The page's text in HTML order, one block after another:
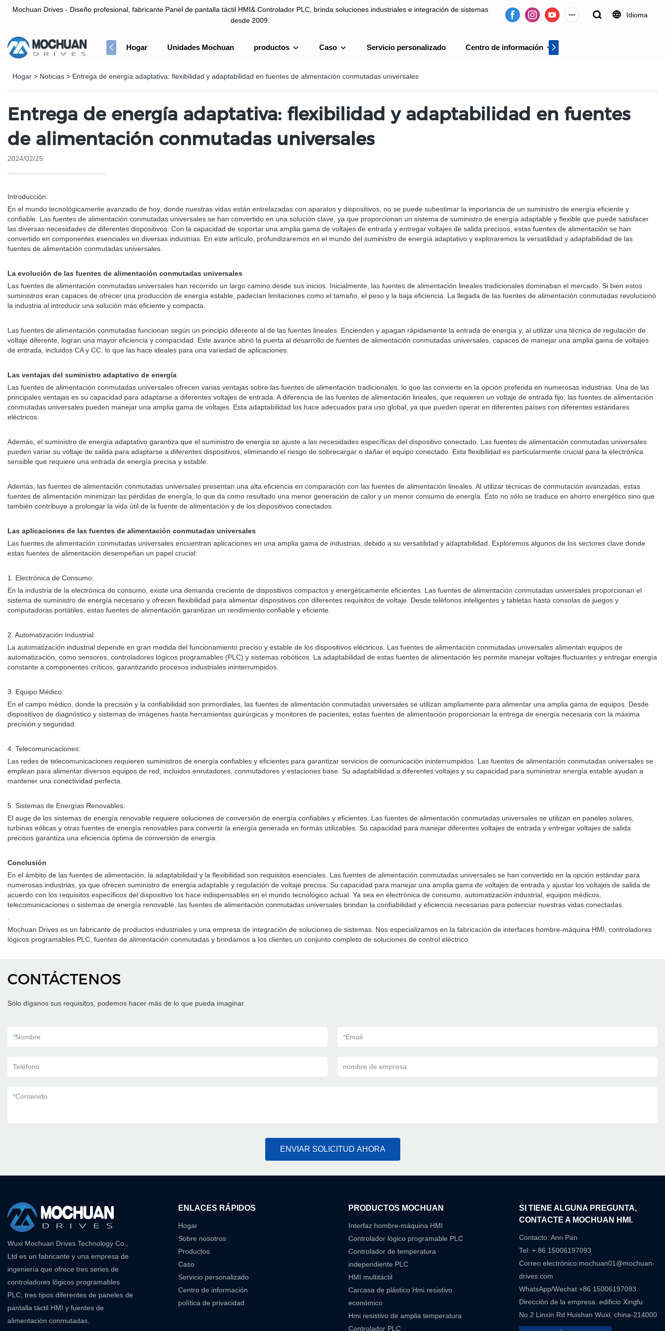
Mochuan Drives - Diseño profesional, fabricante Panel de pantalla táctil HMI& Controlador PLC, brinda soluciones industriales e integración de sistemas
desde 2009.
Idioma
Hogar Unidades Mochuan productos Caso Servicio personalizado Centro de información
Hogar > Noticias > Entrega de energía adaptativa: flexibilidad y adaptabilidad en fuentes de alimentación conmutadas universales
Entrega de energía adaptativa: flexibilidad y adaptabilidad en fuentes
de alimentación conmutadas universales
2024/02/25
Introducción:
En el mundo tecnológicamente avanzado de hoy, donde nuestras vidas están entrelazadas con aparatos y dispositivos, no se puede subestimar la importancia de un suministro de energía eficiente y
confiable. Las fuentes de alimentación conmutadas universales se han convertido en una solución clave, ya que proporcionan un sistema de suministro de energía adaptable y flexible que puede satisfacer
las diversas necesidades de diferentes dispositivos. Con la capacidad de soportar una amplia gama de voltajes de entrada y entregar voltajes de salida precisos, estas fuentes de alimentación se han
convertido en componentes esenciales en diversas industrias. En este artículo, profundizaremos en el mundo del suministro de energía adaptativo y exploraremos la versatilidad y adaptabilidad de las
fuentes de alimentación conmutadas universales.
La evolución de las fuentes de alimentación conmutadas universales
Las fuentes de alimentación conmutadas universales han recorrido un largo camino desde sus inicios. Inicialmente, las fuentes de alimentación lineales tradicionales dominaban el mercado. Si bien estos
suministros eran capaces de ofrecer una producción de energía estable, padecían limitaciones como el tamaño, el peso y la baja eficiencia. La llegada de las fuentes de alimentación conmutadas revolucionó
la industria al introducir una solución más eficiente y compacta.
Las fuentes de alimentación conmutadas funcionan según un principio diferente al de las fuentes lineales. Encienden y apagan rápidamente la entrada de energía y, al utilizar una técnica de regulación de
voltaje diferente, logran una mayor eficiencia y compacidad. Este avance abrió la puerta al desarrollo de fuentes de alimentación conmutadas universales, capaces de manejar una amplia gama de voltajes
de entrada, incluidos CA y CC, lo que las hace ideales para una variedad de aplicaciones.
Las ventajas del suministro adaptativo de energía
Las fuentes de alimentación conmutadas universales ofrecen varias ventajas sobre las fuentes de alimentación tradicionales, lo que las convierte en la opción preferida en numerosas industrias. Una de las
principales ventajas es su capacidad para adaptarse a diferentes voltajes de entrada. A diferencia de las fuentes de alimentación lineales, que requieren un voltaje de entrada fijo, las fuentes de alimentación
conmutadas universales pueden manejar una amplia gama de voltajes. Esta adaptabilidad los hace adecuados para uso global, ya que pueden operar en diferentes países con diferentes estándares
eléctricos.
Además, el suministro de energía adaptativo garantiza que el suministro de energía se ajuste a las necesidades específicas del dispositivo conectado. Las fuentes de alimentación conmutadas universales
pueden variar su voltaje de salida para adaptarse a diferentes dispositivos, eliminando el riesgo de sobrecargar o dañar el equipo conectado. Esta flexibilidad es particularmente crucial para la electrónica
sensible que requiere una entrada de energía precisa y estable.
Además, las fuentes de alimentación conmutadas universales presentan una alta eficiencia en comparación con las fuentes de alimentación lineales. Al utilizar técnicas de conmutación avanzadas, estas
fuentes de alimentación minimizan las pérdidas de energía, lo que da como resultado una menor generación de calor y un menor consumo de energía. Esto no sólo se traduce en ahorro energético sino que
también contribuye a prolongar la vida útil de la fuente de alimentación y de los dispositivos conectados.
Las aplicaciones de las fuentes de alimentación conmutadas universales
Las fuentes de alimentación conmutadas universales encuentran aplicaciones en una amplia gama de industrias, debido a su versatilidad y adaptabilidad. Exploremos algunos de los sectores clave donde
estas fuentes de alimentación desempeñan un papel crucial:
1. Electrónica de Consumo:
En la industria de la electrónica de consumo, existe una demanda creciente de dispositivos compactos y energéticamente eficientes. Las fuentes de alimentación conmutadas universales proporcionan el
sistema de suministro de energía necesario y ofrecen flexibilidad para alimentar dispositivos con diferentes requisitos de voltaje. Desde teléfonos inteligentes y tabletas hasta consolas de juegos y
computadoras portátiles, estas fuentes de alimentación garantizan un rendimiento confiable y eficiente.
2. Automatización Industrial:
La automatización industrial depende en gran medida del funcionamiento preciso y estable de los dispositivos eléctricos. Las fuentes de alimentación conmutadas universales alimentan equipos de
automatización, como sensores, controladores lógicos programables (PLC) y sistemas robóticos. La adaptabilidad de estas fuentes de alimentación les permite manejar voltajes fluctuantes y entregar energía
constante a componentes críticos, garantizando procesos industriales ininterrumpidos.
3. Equipo Médico:
En el campo médico, donde la precisión y la confiabilidad son primordiales, las fuentes de alimentación conmutadas universales se utilizan ampliamente para alimentar una amplia gama de equipos. Desde
dispositivos de diagnóstico y sistemas de imágenes hasta herramientas quirúrgicas y monitores de pacientes, estas fuentes de alimentación proporcionan la entrega de energía necesaria con la máxima
precisión y seguridad.
4. Telecomunicaciones:
Las redes de telecomunicaciones requieren suministros de energía confiables y eficientes para garantizar servicios de comunicación ininterrumpidos. Las fuentes de alimentación conmutadas universales se
emplean para alimentar diversos equipos de red, incluidos enrutadores, conmutadores y estaciones base. Su adaptabilidad a diferentes voltajes y su capacidad para suministrar energía estable ayudan a
mantener una conectividad perfecta.
5. Sistemas de Energías Renovables:
El auge de los sistemas de energía renovable requiere soluciones de conversión de energía confiables y eficientes. Las fuentes de alimentación conmutadas universales se utilizan en paneles solares,
turbinas eólicas y otras fuentes de energía renovables para convertir la energía generada en formas utilizables. Su capacidad para manejar diferentes voltajes de entrada y entregar voltajes de salida
precisos garantiza una eficiencia óptima de conversión de energía.
Conclusión
En el ámbito de las fuentes de alimentación, la adaptabilidad y la flexibilidad son requisitos esenciales. Las fuentes de alimentación conmutadas universales se han convertido en la opción estándar para
numerosas industrias, ya que ofrecen suministro de energía adaptable y regulación de voltaje precisa. Su capacidad para manejar una amplia gama de voltajes de entrada y ajustar los voltajes de salida de
acuerdo con los requisitos específicos del dispositivo los hace indispensables en el mundo tecnológico actual. Ya sea en electrónica de consumo, automatización industrial, equipos médicos,
telecomunicaciones o sistemas de energía renovable, las fuentes de alimentación conmutadas universales brindan la confiabilidad y eficiencia necesarias para potenciar nuestras vidas conectadas.
.
Mochuan Drives es un fabricante de productos industriales y una empresa de integración de soluciones de sistemas. Nos especializamos en la fabricación de interfaces hombre-máquina HMI, controladores
lógicos programables PLC, fuentes de alimentación conmutadas y brindamos a los clientes un conjunto completo de soluciones de control eléctrico.
CONTÁCTENOS
Sólo díganos sus requisitos, podemos hacer más de lo que pueda imaginar.
*Nombre *Email
Teléfono nombre de empresa
*Contenido
ENVIAR SOLICITUD AHORA
Wuxi Mochuan Drives Technology Co.,
Ltd es un fabricante y una empresa de
ingeniería que ofrece tres series de
controladores lógicos programables
PLC, tres tipos diferentes de paneles de
pantalla táctil HMI y fuentes de
alimentación conmutadas.
ENLACES RÁPIDOS
Hogar
Sobre nosotros
Productos
Caso
Servicio personalizado
Centro de información
política de privacidad
PRODUCTOS MOCHUAN
Interfaz hombre-máquina HMI
Controlador lógico programable PLC
Controlador de temperatura
independiente PLC
HMI multitáctil
Carcasa de plástico Hmi resistivo
económico
Hmi resistivo de amplia temperatura
Controlador PLC
SI TIENE ALGUNA PREGUNTA,
CONTACTE A MOCHUAN HMI.
Contacto: Ann Pan
Tel: + 86 15006197093
Correo electrónico:mochuan01@mochuan-
drives.com
WhatsApp/Wechat:+86 15006197093
Dirección de la empresa: edificio Xingfu
No.2 Linxin Rd Huishan Wuxi, china-214000